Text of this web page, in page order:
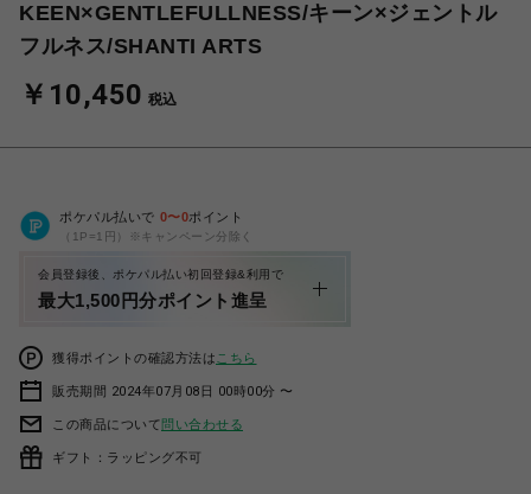
KEEN×GENTLEFULLNESS/キーン×ジェントル
フルネス/SHANTI ARTS
￥10,450 税込
ポケパル払いで 0〜0ポイント
（1P=1円）※キャンペーン分除く
会員登録後、ポケパル払い初回登録&利用で
最大1,500円分ポイント進呈
獲得ポイントの確認方法は こちら
販売期間 2024年07月08日 00時00分 〜
この商品について問い合わせる
ギフト：ラッピング不可